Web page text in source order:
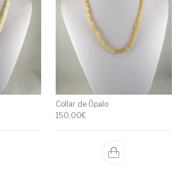
Collar de Ópalo
150,00€